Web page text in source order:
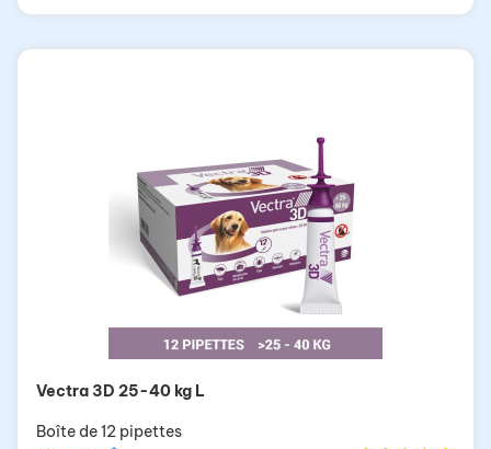
Vectra 3D 25-40 kg L
Boîte de 12 pipettes